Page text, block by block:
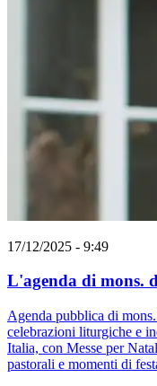
17/12/2025 - 9:49
L'agenda di mons.
Agenda pubblica di
celebrazioni liturgiche e
Italia, con Messe per
pastorali e momenti di